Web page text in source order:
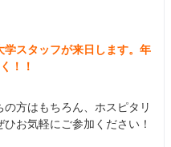
スタッフが来日します。年
！！
方はもちろん、ホスピタリ
お気軽にご参加ください！